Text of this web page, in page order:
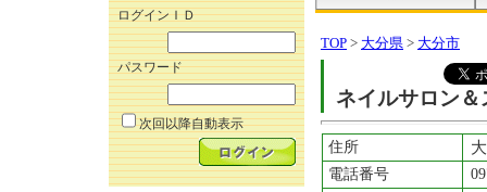
ログインＩＤ
パスワード
次回以降自動表示
TOP > 大分県 > 大分市
ネイルサロン
住所
電話番号